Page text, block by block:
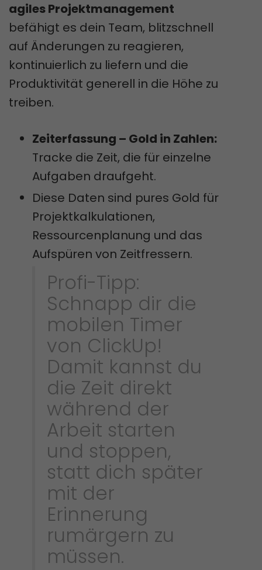
agiles Projektmanagement
befähigt es dein Team, blitzschnell
auf Änderungen zu reagieren,
kontinuierlich zu liefern und die
Produktivität generell in die Höhe zu
treiben.
Zeiterfassung – Gold in Zahlen:
Tracke die Zeit, die für einzelne
Aufgaben draufgeht.
Diese Daten sind pures Gold für
Projektkalkulationen,
Ressourcenplanung und das
Aufspüren von Zeitfressern.
Profi-Tipp:
Schnapp dir die
mobilen Timer
von ClickUp!
Damit kannst du
die Zeit direkt
während der
Arbeit starten
und stoppen,
statt dich später
mit der
Erinnerung
rumärgern zu
müssen.